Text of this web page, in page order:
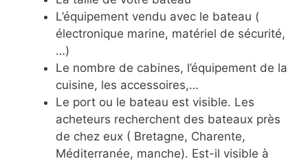
L’équipement vendu avec le bateau (
électronique marine, matériel de sécurité,
…)
Le nombre de cabines, l’équipement de la
cuisine, les accessoires,…
Le port ou le bateau est visible. Les
acheteurs recherchent des bateaux près
de chez eux ( Bretagne, Charente,
Méditerranée, manche). Est-il visible à